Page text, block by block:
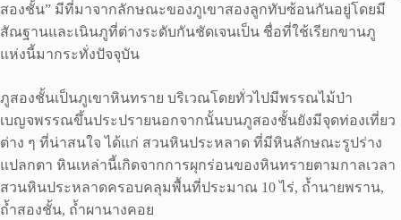
สองชั้น” มีที่มาจากลักษณะของภูเขาสองลูกทับซ้อนกันอยู่โดยมี
สัณฐานและเนินภูที่ต่างระดับกันชัดเจนเป็น ชื่อที่ใช้เรียกขานภู
แห่งนี้มากระทั่งปัจจุบัน
ภูสองชั้นเป็นภูเขาหินทราย บริเวณโดยทั่วไปมีพรรณไม้ป่า
เบญจพรรณขึ้นประปรายนอกจากนั้นบนภูสองชั้นยังมีจุดท่องเที่ยว
ต่าง ๆ ที่น่าสนใจ ได้แก่ สวนหินประหลาด ที่มีหินลักษณะรูปร่าง
แปลกตา หินเหล่านี้เกิดจากการผุกร่อนของหินทรายตามกาลเวลา
สวนหินประหลาดครอบคลุมพื้นที่ประมาณ 10 ไร่, ถ้ำนายพราน,
ถ้ำสองชั้น, ถ้ำผานางคอย